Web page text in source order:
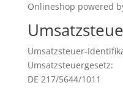
Onlineshop powered
Umsatzsteuer-
Umsatzsteuergesetz:
DE 217/5644/1011